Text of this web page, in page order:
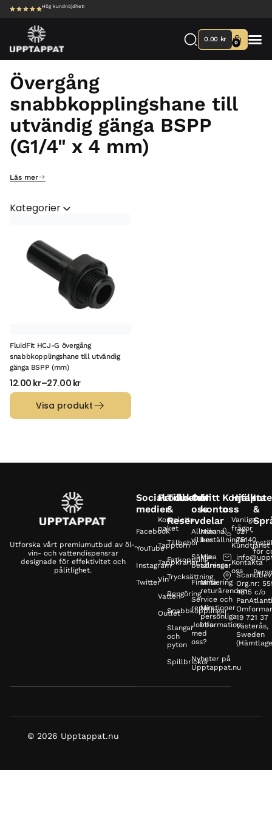
Hög kundnöjdhet!
0.00 kr 0
Övergång
snabbkopplingshane till
utvändig gänga BSPP
(G1/4" x 4 mm)
Läs mer
Kategorier
FluidFit HCJ-G övergång
snabbkopplingshane till utvändig
gänga BSPP (mm)
12.00 kr–27.00 kr
Visa produkt
Utforska vårt premiumutbud av öl-,
vin- och vattendispensrar
designade för effektivitet och
pålitlighet.
Sociala
medier
Facebook
YouTube
Instagram
Twitter
Produkter
Kompletta
paket
Tapptorn
Tappkranar
Vin
Vatten
Outlet
Tillbehör
&
Reservdelar
Tillbehör
Fatkoppling
Trycksättning
Rengöring
Snabbkopplingar
Slangar
och
pyton
Spillbrickor
Om
oss
Allmänna
villkor
Säkra
betalningar
Finansiering
Service och
reparationer
Jobba
med
oss?
Nyheter på
Upptappat.nu
Mitt
konto
Mina
beställningar
Mina
adresser
Mina
returärenden
Min
personliga
information
Kontakta
oss
021 -
75140
Scandbev
Org.nr:
4815 c/o
19 721 37
Västerås,
Sweden
Hjälp
Vanliga
frågor
Kundtjänst
Kontakta
oss
&
för
© 2026 Upptappat.nu